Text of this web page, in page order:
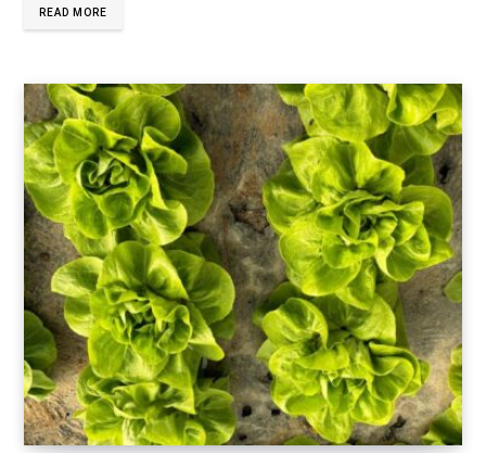
READ MORE